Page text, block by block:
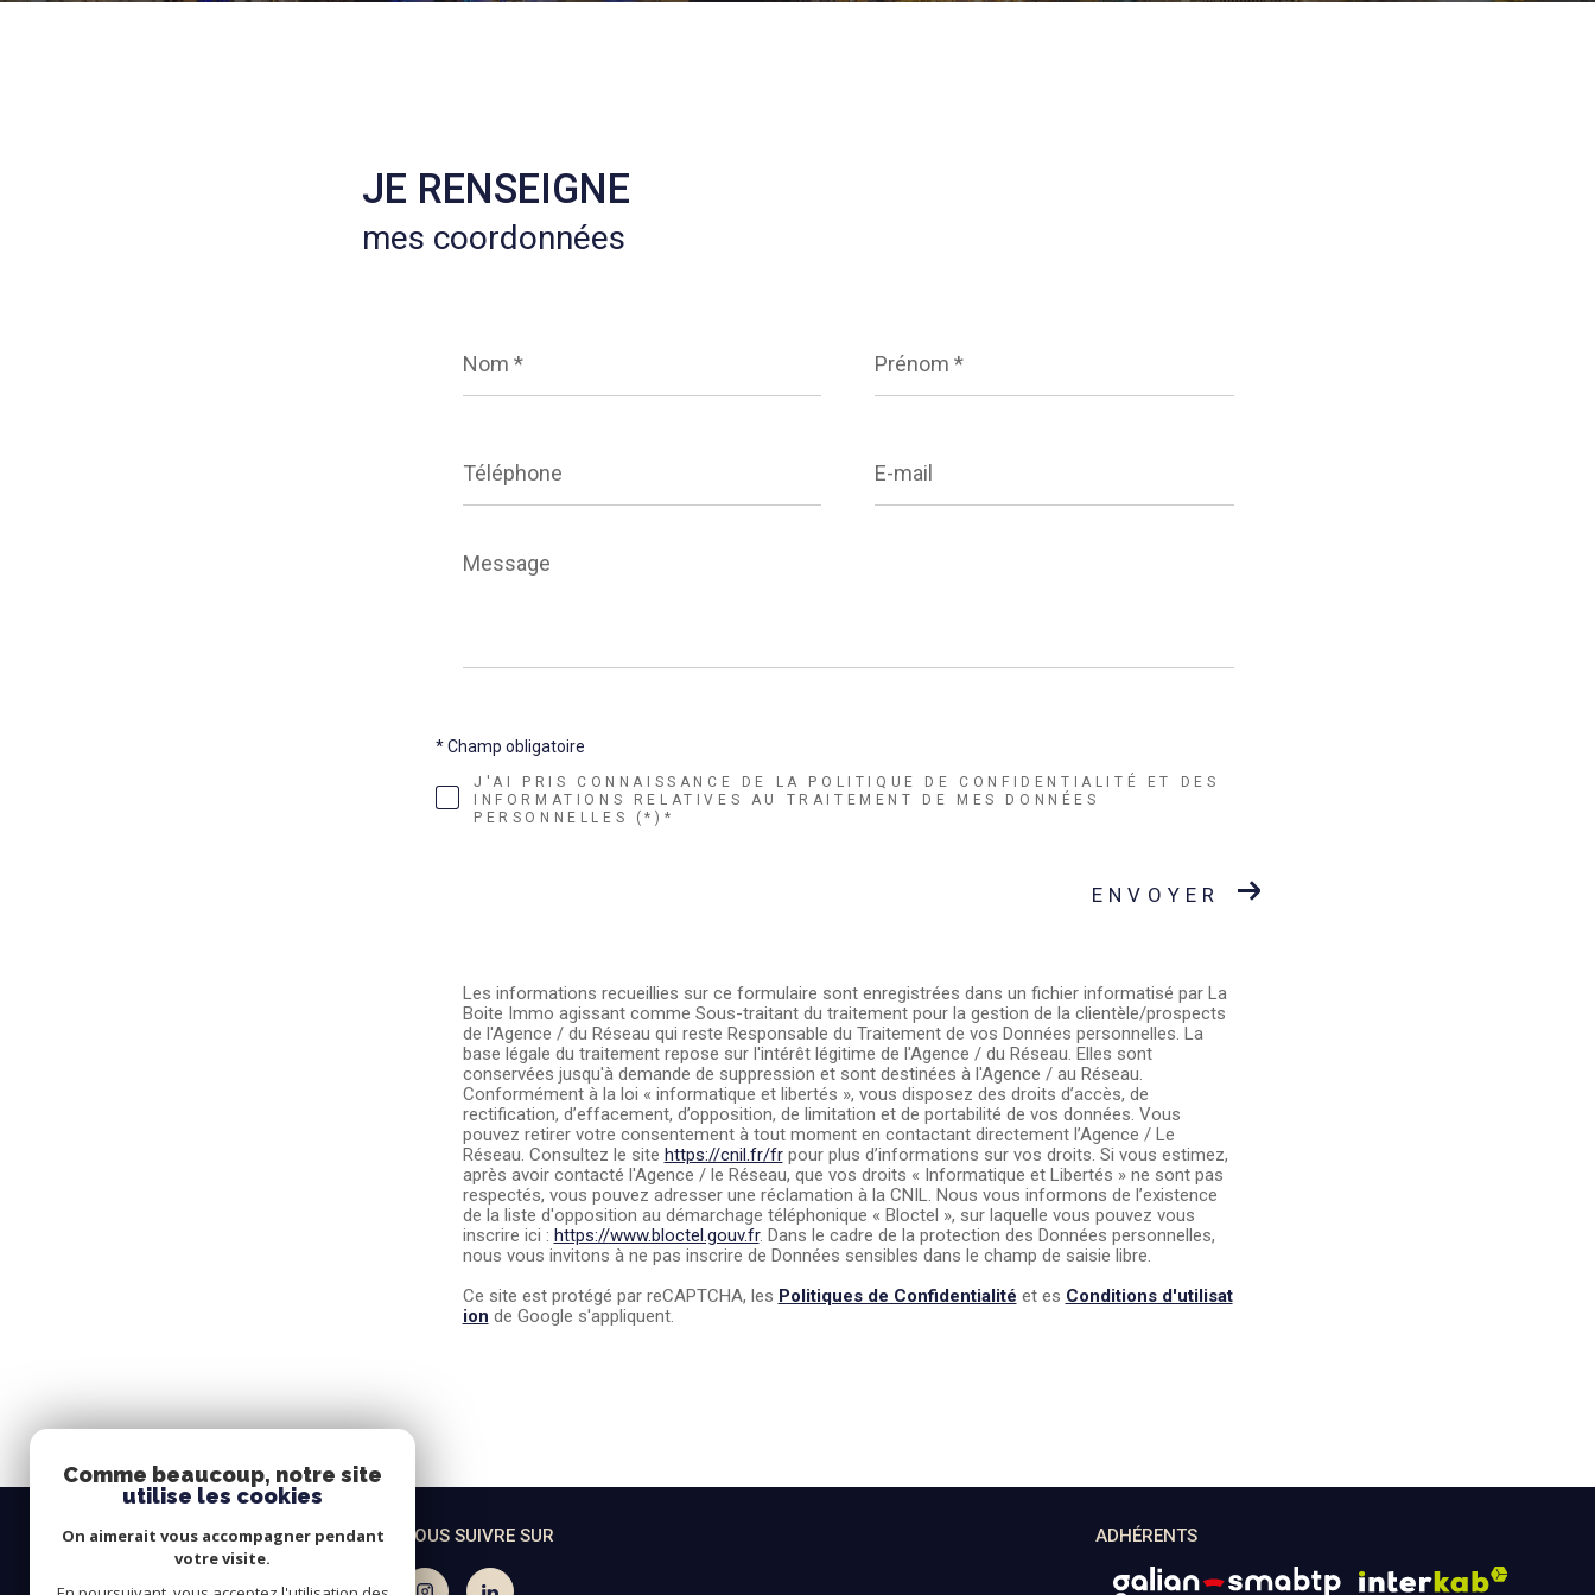
JE RENSEIGNE
mes coordonnées
*
*
mail
Message
*
J'AI PRIS CONNAISSANCE DE LA POLITIQUE DE CONFIDENTIALITÉ ET DES
INFORMATIONS RELATIVES AU TRAITEMENT DE MES DONNÉES
PERSONNELLES (*)*
* Champ obligatoire
ENVOYER
Les informations recueillies sur ce formulaire sont enregistrées dans un fichier informatisé par La
Boite Immo agissant comme Sous-traitant du traitement pour la gestion de la clientèle/prospects
de l'Agence / du Réseau qui reste Responsable du Traitement de vos Données personnelles. La
base légale du traitement repose sur l'intérêt légitime de l'Agence / du Réseau. Elles sont
conservées jusqu'à demande de suppression et sont destinées à l'Agence / au Réseau.
Conformément à la loi « informatique et libertés », vous disposez des droits d’accès, de
rectification, d’effacement, d’opposition, de limitation et de portabilité de vos données. Vous
pouvez retirer votre consentement à tout moment en contactant directement l’Agence / Le
Réseau. Consultez le site https://cnil.fr/frpour plus d’informations sur vos droits. Si vous estimez,
après avoir contacté l'Agence / le Réseau, que vos droits « Informatique et Libertés » ne sont pas
respectés, vous pouvez adresser une réclamation à la CNIL. Nous vous informons de l’existence
de la liste d'opposition au démarchage téléphonique « Bloctel », sur laquelle vous pouvez vous
inscrire ici : https://www.bloctel.gouv.fr. Dans le cadre de la protection des Données personnelles,
nous vous invitons à ne pas inscrire de Données sensibles dans le champ de saisie libre.
Ce site est protégé par reCAPTCHA, les Politiques de Confidentialité et es Conditions d'utilisat
ion de Google s'appliquent.
FRATEL IMMO
06 67 52 60 07
NOUS SUIVRE SUR ADHÉRENTS
Comme beaucoup, notre site
utilise les cookies
On aimerait vous accompagner pendant
votre visite.